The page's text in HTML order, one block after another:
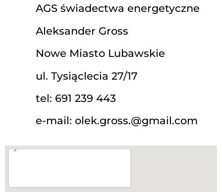
AGS świadectwa energetyczne
Aleksander Gross
Nowe Miasto Lubawskie
ul. Tysiąclecia 27/17
tel: 691 239 443
e-mail: olek.gross.@gmail.com